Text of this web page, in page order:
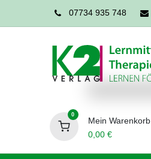
07734 935 748
0
Mein Warenkorb
0,00€